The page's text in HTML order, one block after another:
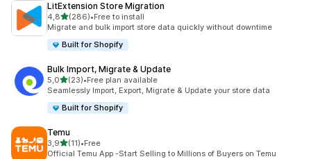
LitExtension Store Migration
4,8na 5 gwiazdek
(286)
Łączna liczba recenzji: 286
•Free to install
Migrate and bulk import store data quickly without downtime
Built for Shopify
Bulk Import, Migrate & Update
5,0na 5 gwiazdek
(23)
Łączna liczba recenzji: 23
•Free plan available
Seamlessly Import, Export, Migrate & Update your store data
Built for Shopify
Temu
3,9na 5 gwiazdek
(11)
Łączna liczba recenzji: 11
•Free
Official Temu App -Start Selling to Millions of Buyers on Temu